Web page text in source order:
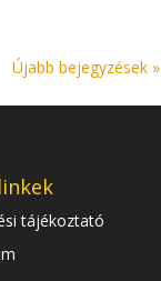
Újabb bejegyzések »
tájékoztató